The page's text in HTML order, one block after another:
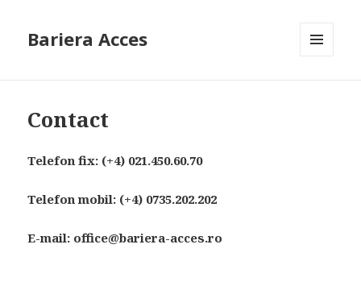
Bariera Acces
Contact
Telefon fix: (+4) 021.450.60.70
Telefon mobil: (+4) 0735.202.202
E-mail: office@bariera-acces.ro